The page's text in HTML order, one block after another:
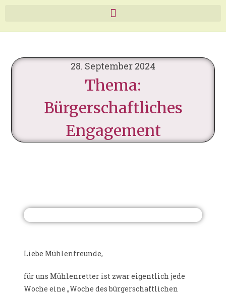
28. September 2024
Thema:
Bürgerschaftliches
Engagement
Liebe Mühlenfreunde,
für uns Mühlenretter ist zwar eigentlich jede
Woche eine „Woche des bürgerschaftlichen